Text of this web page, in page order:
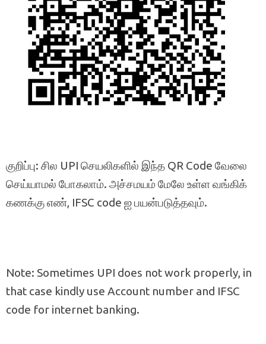
குறிப்பு: சில UPI செயலிகளில் இந்த QR Code வேலை
செய்யாமல் போகலாம். அச்சமயம் மேலே உள்ள வங்கிக்
கணக்கு எண், IFSC code ஐ பயன்படுத்தவும்.
Note: Sometimes UPI does not work properly, in
that case kindly use Account number and IFSC
code for internet banking.